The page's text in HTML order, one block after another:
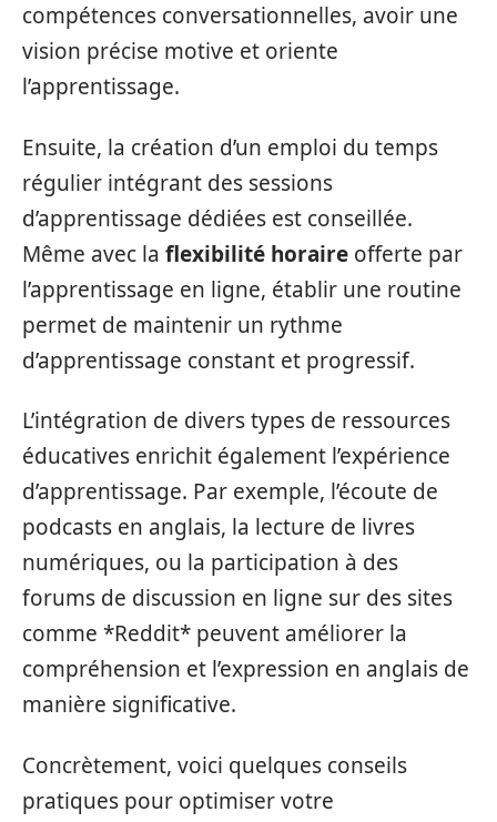
compétences conversationnelles, avoir une
vision précise motive et oriente
l’apprentissage.
Ensuite, la création d’un emploi du temps
régulier intégrant des sessions
d’apprentissage dédiées est conseillée.
Même avec la flexibilité horaire offerte par
l’apprentissage en ligne, établir une routine
permet de maintenir un rythme
d’apprentissage constant et progressif.
L’intégration de divers types de ressources
éducatives enrichit également l’expérience
d’apprentissage. Par exemple, l’écoute de
podcasts en anglais, la lecture de livres
numériques, ou la participation à des
forums de discussion en ligne sur des sites
comme *Reddit* peuvent améliorer la
compréhension et l’expression en anglais de
manière significative.
Concrètement, voici quelques conseils
pratiques pour optimiser votre